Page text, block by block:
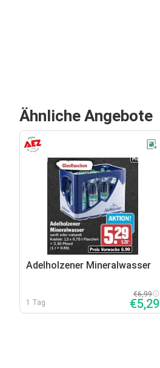
Ähnliche Angebote
Adelholzener Mineralwasser
1 Tag
€6,99
€5,29